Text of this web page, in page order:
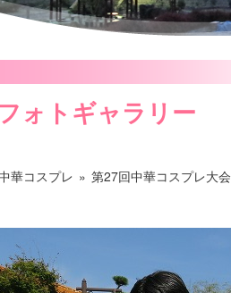
フォトギャラリー
華コスプレ » 第27回中華コスプレ大会